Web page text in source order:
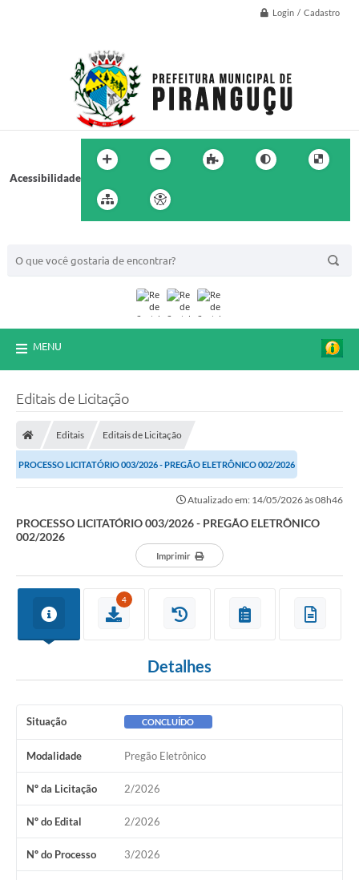
Login / Cadastro
Acessibilidade
MENU
Editais de Licitação
Editais Editais de Licitação
PROCESSO LICITATÓRIO 003/2026 - PREGÃO ELETRÔNICO 002/2026
Atualizado em: 14/05/2026 às 08h46
PROCESSO LICITATÓRIO 003/2026 - PREGÃO ELETRÔNICO
002/2026
Imprimir
4
Detalhes
Situação CONCLUÍDO
Modalidade Pregão Eletrônico
Nº da Licitação 2/2026
Nº do Edital 2/2026
Nº do Processo 3/2026